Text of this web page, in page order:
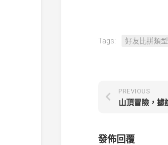
Tags: 好友比拼類型
PREVIOUS
發佈回覆